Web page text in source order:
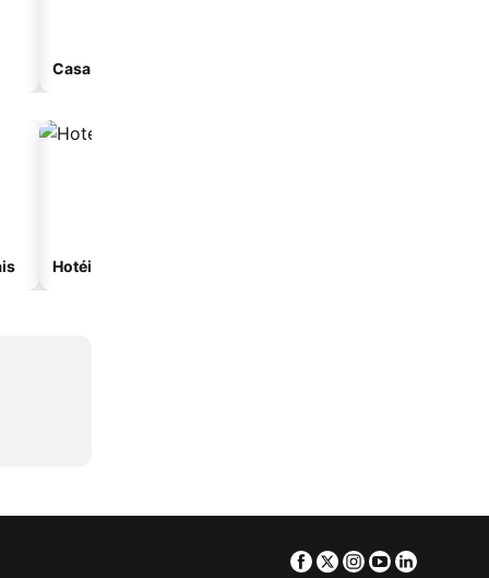
Casa de hóspedes
Hotéis com spa
Facebook
TwitterInstagram
Youtube